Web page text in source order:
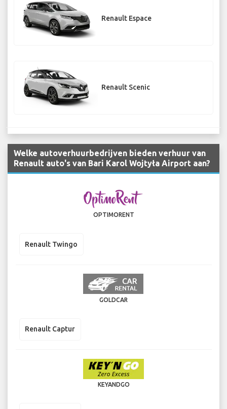
Renault Espace
Renault Scenic
Welke autoverhuurbedrijven bieden verhuur van
Renault auto's van Bari Karol Wojtyła Airport aan?
OPTIMORENT
Renault Twingo
GOLDCAR
Renault Captur
KEYANDGO